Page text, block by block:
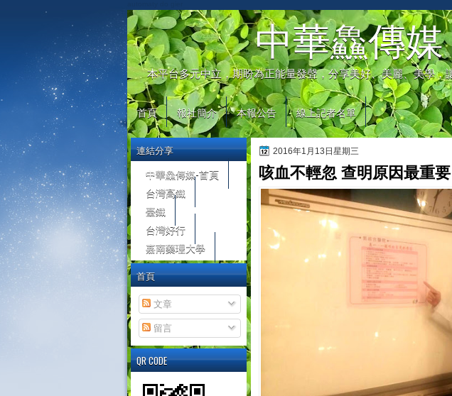
中華鱻傳媒
本平台多元中立，期盼為正能量發聲，分享美好、美麗、美學
首頁 報社簡介 本報公告 線上記者名單
2016年1月13日星期三
咳血不輕忽 查明原因最重要
連結分享
中華鱻傳媒-首頁
台灣高鐵
臺鐵
台灣好行
嘉南藥理大學
首頁
文章
留言
QR CODE